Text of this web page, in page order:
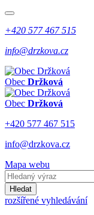
+420 577 467 515
info@drzkova.cz
Obec Držková
Obec Držková
+420 577 467 515
info@drzkova.cz
Mapa webu
Hledat
rozšířené vyhledávání